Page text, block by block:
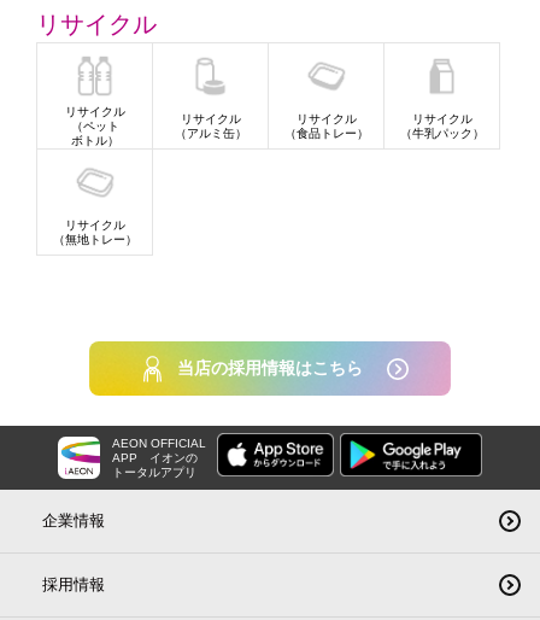
リサイクル
リサイクル
（ペット
ボトル）
リサイクル
（アルミ缶）
リサイクル
（食品トレー）
リサイクル
（牛乳パック）
リサイクル
（無地トレー）
当店の採用情報はこちら
AEON OFFICIAL
APP
イオンの
トータルアプリ
企業情報
採用情報